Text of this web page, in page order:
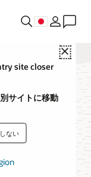
Close
site closer
サイトに移動
ない
リ